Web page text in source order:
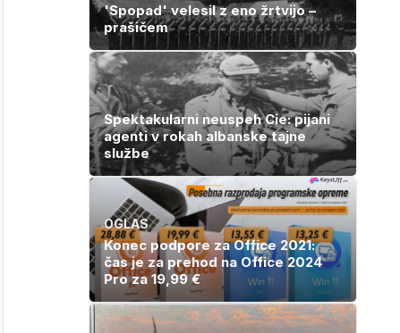
'Spopad' velesil z eno žrtvijo –
prašičem
Spektakularni neuspeh Cie: pijani
agenti v rokah albanske tajne
službe
OGLAS
Konec podpore za Office 2021:
čas je za prehod na Office 2024
Pro za 19,99 €